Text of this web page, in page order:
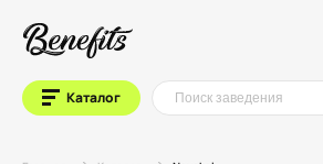
Каталог